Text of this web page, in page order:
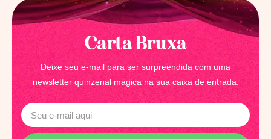
Carta Bruxa
Deixe seu e-mail para ser surpreendida com uma
newsletter quinzenal mágica na sua caixa de entrada.